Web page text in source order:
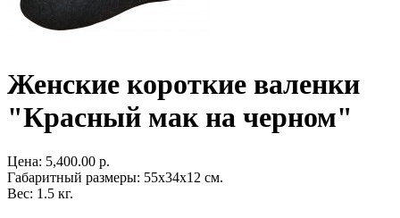
Женские короткие валенки
"Красный мак на черном"
Цена: 5,400.00 р.
Габаритный размеры: 55x34x12 см.
Вес: 1.5 кг.